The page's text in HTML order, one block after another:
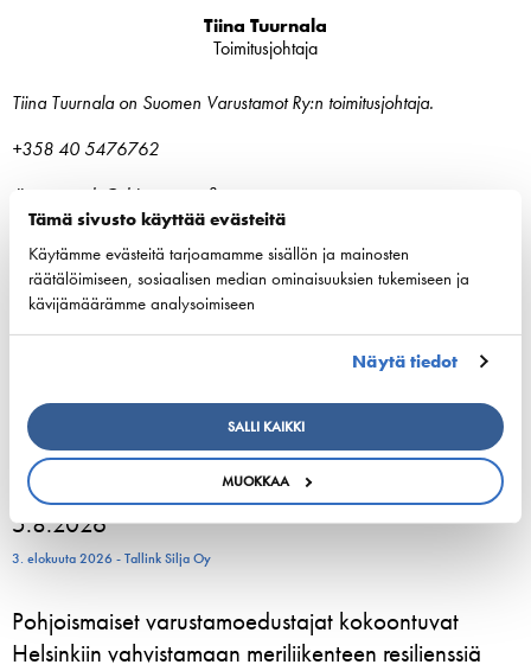
Tämä sivusto käyttää evästeitä
Käytämme evästeitä tarjoamamme sisällön ja mainosten
räätälöimiseen, sosiaalisen median ominaisuuksien tukemiseen ja
kävijämäärämme analysoimiseen
Näytä tiedot
SALLI KAIKKI
MUOKKAA
Tiina Tuurnala
Toimitusjohtaja
Tiina Tuurnala on Suomen Varustamot Ry:n toimitusjohtaja.
+358 40 5476762
tiina.tuurnala@shipowners.fi
ESL Shipping is planned to form an independent,
3. elokuuta 2026 - ESL Shipping Ltd
Tallinkin Victoria I siirtyy uudelle laituripaikalle
5.8.2026
3. elokuuta 2026 - Tallink Silja Oy
Pohjoismaiset varustamoedustajat kokoontuvat
Helsinkiin vahvistamaan meriliikenteen resilienssiä